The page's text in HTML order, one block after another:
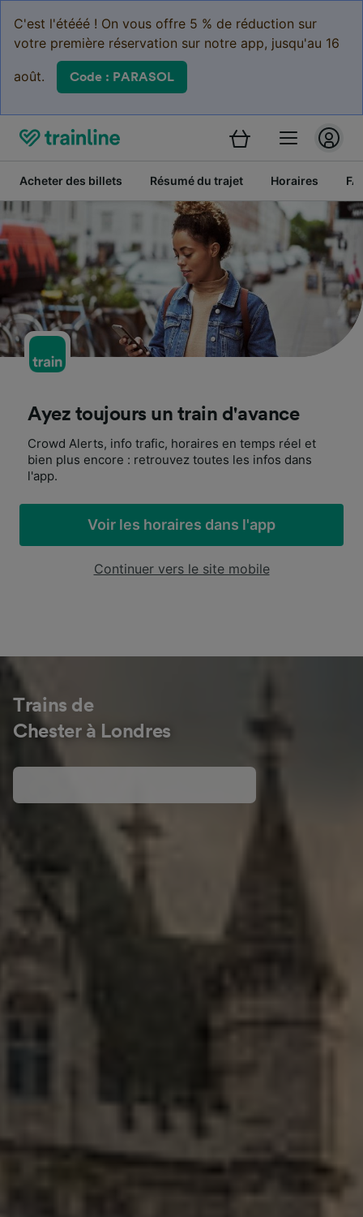
C'est l'étééé ! On vous offre 5 % de réduction sur
votre première réservation sur notre app, jusqu'au 16
août. Code : PARASOL
Acheter des billets Résumé du trajet Horaires
Ayez toujours un train d'avance
Crowd Alerts, info trafic, horaires en temps réel et
bien plus encore : retrouvez toutes les infos dans
l'app.
Voir les horaires dans l'app
Continuer vers le site mobile
Trains de
Chester à Londres